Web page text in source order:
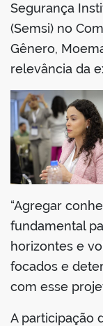
Segurança
(Semsi) no
Gênero,
relevância da
“Agregar
fundamental
horizontes e
focados e
com esse
A participação